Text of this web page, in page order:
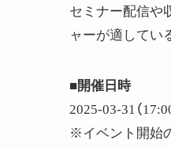
セミナー配信や
ャーが適してい
■開催日時
2025-03-31（
※イベント開始